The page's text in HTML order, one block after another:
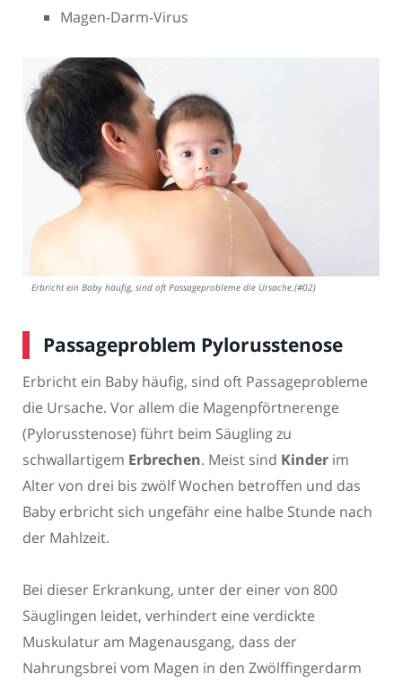
Magen-Darm-Virus
Erbricht ein Baby häufig, sind oft Passageprobleme die Ursache.(#02)
Passageproblem Pylorusstenose
Erbricht ein Baby häufig, sind oft Passageprobleme
die Ursache. Vor allem die Magenpförtnerenge
(Pylorusstenose) führt beim Säugling zu
schwallartigem Erbrechen. Meist sind Kinder im
Alter von drei bis zwölf Wochen betroffen und das
Baby erbricht sich ungefähr eine halbe Stunde nach
der Mahlzeit.
Bei dieser Erkrankung, unter der einer von 800
Säuglingen leidet, verhindert eine verdickte
Muskulatur am Magenausgang, dass der
Nahrungsbrei vom Magen in den Zwölffingerdarm